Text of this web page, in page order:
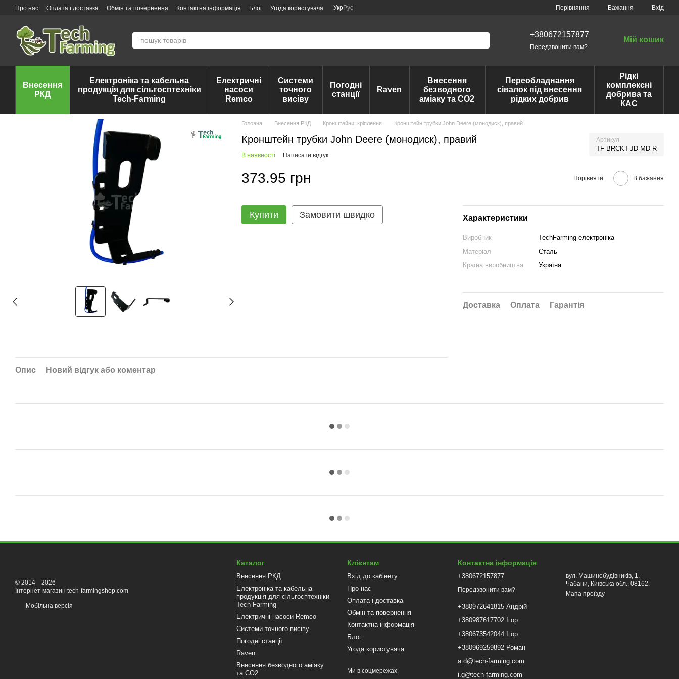
Перейти до основного контенту
Про нас Оплата і доставка Обмін та повернення Контактна інформація Блог Угода користувача УкрРус Порівняння Бажання Вхід
+380672157877
Передзвонити вам?
Мій кошик
Внесення
РКД
Електроніка та кабельна
продукція для сільгосптехніки
Tech-Farming
Електричні
насоси
Remco
Системи
точного
висіву
Погодні
станції
Raven
Внесення
безводного
аміаку та CO2
Переобладнання
сівалок під внесення
рідких добрив
Рідкі
комплексні
добрива та
КАС
Головна Внесення РКД Кронштейни, кріплення Кронштейн трубки John Deere (монодиск), правий
Кронштейн трубки John Deere (монодиск), правий Артикул
TF-BRCKT-JD-MD-R
В наявності Написати відгук
373.95 грн Порівняти В бажання
Купити Замовити швидко Характеристики
Виробник
TechFarming електроніка
Матеріал
Сталь
Країна виробництва
Україна
Доставка Оплата Гарантія
Опис Новий відгук або коментар
© 2014—2026
Інтернет-магазин tech-farmingshop.com
Мобільна версія
Каталог
Внесення РКД
Електроніка та кабельна
продукція для сільгосптехніки
Tech-Farming
Електричні насоси Remco
Системи точного висіву
Погодні станції
Raven
Внесення безводного аміаку
та CO2
Клієнтам
Вхід до кабінету
Про нас
Оплата і доставка
Обмін та повернення
Контактна інформація
Блог
Угода користувача
Ми в соцмережах
Контактна інформація
+380672157877
Передзвонити вам?
+380972641815 Андрій
+380987617702 Ігор
+380673542044 Ігор
+380969259892 Роман
a.d@tech-farming.com
i.g@tech-farming.com
вул. Машинобудівників, 1,
Чабани, Київська обл., 08162.
Мапа проїзду